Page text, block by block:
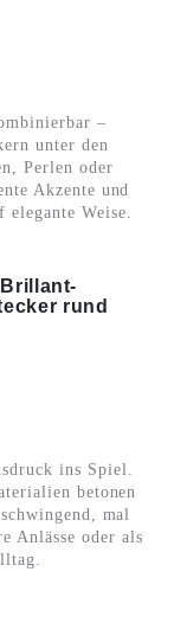
–
unter den
Perlen oder
Akzente und
elegante Weise.
ins Spiel.
betonen
mal
Anlässe oder als